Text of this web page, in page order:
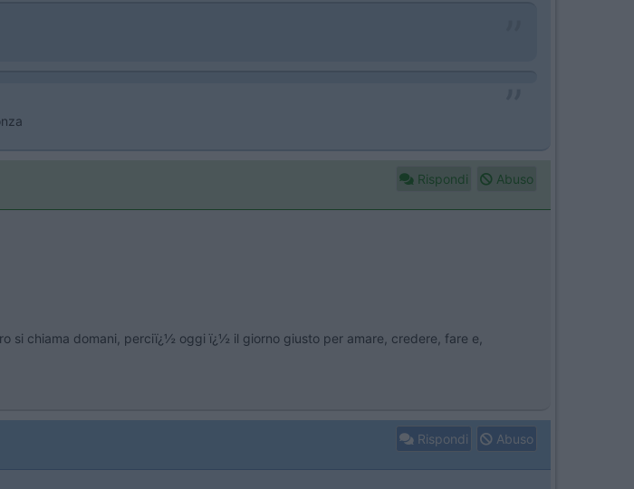
Rispondi Abuso
si chiama domani, perciï¿½ oggi ï¿½ il giorno giusto per amare, credere, fare e,
Rispondi Abuso